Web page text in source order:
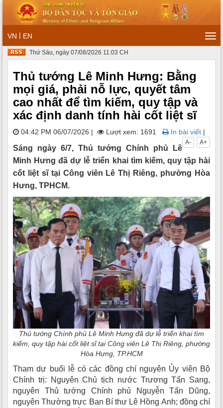
VN | EN
Thứ Sáu, ngày 07/08/2026 11:03 CH
Thủ tướng Lê Minh Hưng: Bằng
mọi giá, phải nỗ lực, quyết tâm
cao nhất để tìm kiếm, quy tập và
xác định danh tính hài cốt liệt sĩ
04:42 PM 06/07/2026 | Lượt xem: 1691 In bài viết |
A+
A-
Sáng ngày 6/7, Thủ tướng Chính phủ Lê
Minh Hưng đã dự lễ triển khai tìm kiếm, quy tập hài
cốt liệt sĩ tại Công viên Lê Thị Riêng, phường Hòa
Hưng, TPHCM.
Thủ tướng Chính phủ Lê Minh Hưng đã dự lễ triển khai tìm
kiếm, quy tập hài cốt liệt sĩ tại Công viên Lê Thị Riêng, phường
Hòa Hưng, TP.HCM
Tham dự buổi lễ có các đồng chí nguyên Ủy viên Bộ
Chính trị: Nguyên Chủ tịch nước Trương Tấn Sang,
nguyên Thủ tướng Chính phủ Nguyễn Tấn Dũng,
nguyên Thường trực Ban Bí thư Lê Hồng Anh; đồng chí